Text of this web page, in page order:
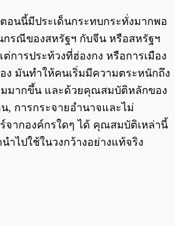
อนนี้มีประเด็นกระทบกระทั่งมากพอ
กรณีของสหรัฐฯ กับจีน หรือสหรัฐฯ
การประท้วงที่ฮ่องกง หรือการเมือง
อง มันทำให้คนเริ่มมีความตระหนักถึง
มมากขึ้น และด้วยคุณสมบัติหลักของ
, การกระจายอำนาจและไม่
จากองค์กรใดๆ ได้ คุณสมบัติเหล่านี้
ำไปใช้ในวงกว้างอย่างแท้จริง